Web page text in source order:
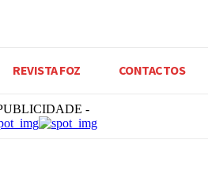
REVISTA FOZ CONTACTOS
-